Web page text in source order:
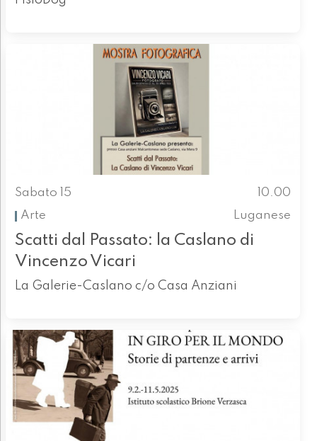
Sabato 15
10.00
Arte
Luganese
Scatti dal Passato: la Caslano di
Vincenzo Vicari
La Galerie-Caslano c/o Casa Anziani